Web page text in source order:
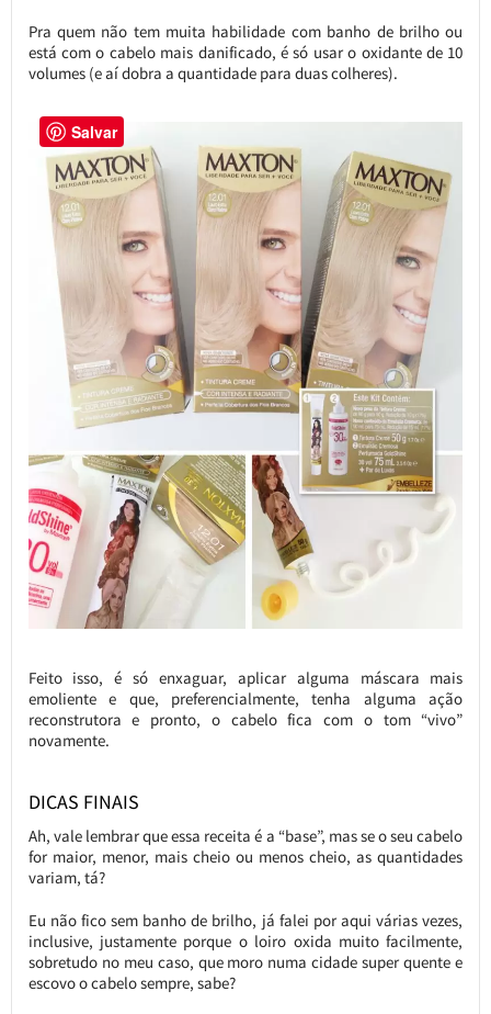
Pra quem não tem muita habilidade com banho de brilho ou
está com o cabelo mais danificado, é só usar o oxidante de 10
volumes (e aí dobra a quantidade para duas colheres).
Feito isso, é só enxaguar, aplicar alguma máscara mais
emoliente e que, preferencialmente, tenha alguma ação
reconstrutora e pronto, o cabelo fica com o tom “vivo”
novamente.
DICAS FINAIS
Ah, vale lembrar que essa receita é a “base”, mas se o seu cabelo
for maior, menor, mais cheio ou menos cheio, as quantidades
variam, tá?
Eu não fico sem banho de brilho, já falei por aqui várias vezes,
inclusive, justamente porque o loiro oxida muito facilmente,
sobretudo no meu caso, que moro numa cidade super quente e
escovo o cabelo sempre, sabe?
Salvar